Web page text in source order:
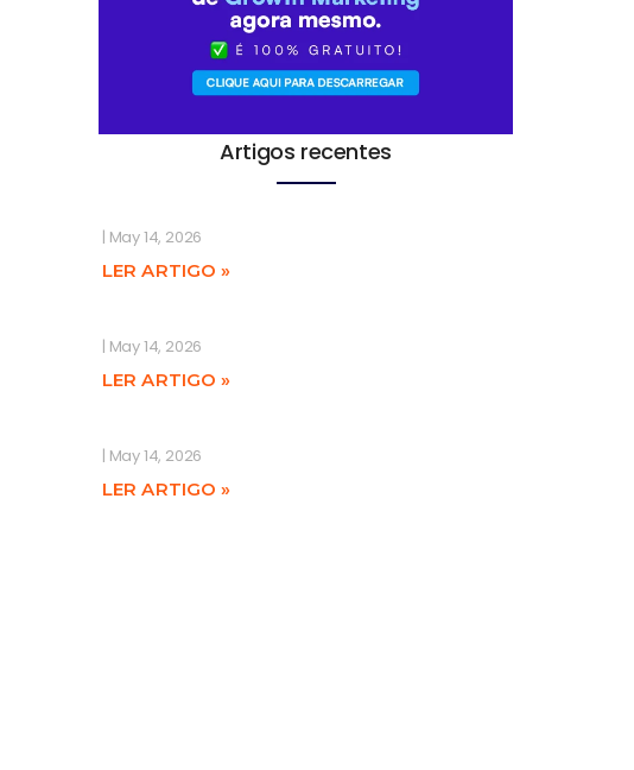
Artigos recentes
May 14, 2026
LER ARTIGO »
May 14, 2026
LER ARTIGO »
May 14, 2026
LER ARTIGO »